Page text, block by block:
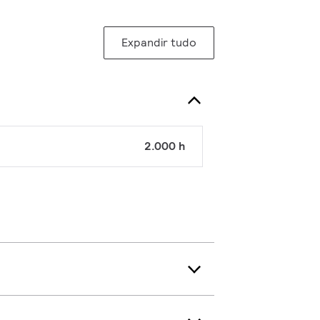
Expandir tudo
2.000 h